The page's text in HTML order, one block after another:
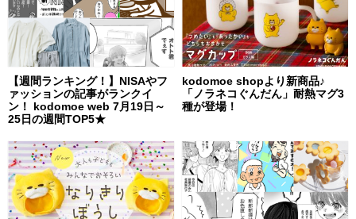
【週間ランキング！】NISAやフ
ァッションの記事がランクイ
ン！ kodomoe web 7月19日～
25日の週間TOP5★
kodomoe shopより新商品♪
「ノラネコぐんだん」耐熱マグ3
種が登場！